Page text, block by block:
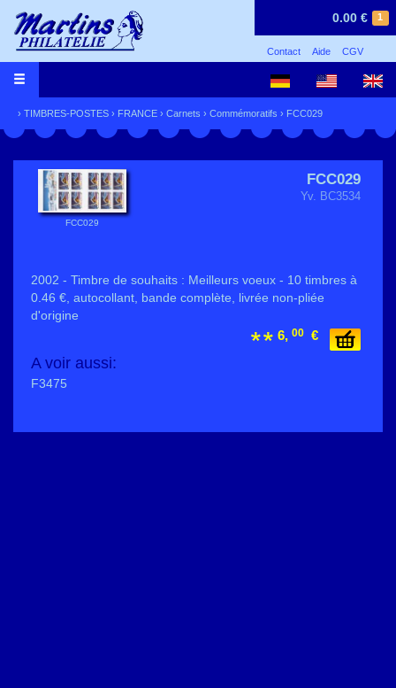
1
0.00 €
Contact Aide CGV
› TIMBRES-POSTES › FRANCE › Carnets › Commémoratifs › FCC029
FCC029
FCC029
Yv. BC3534
2002 - Timbre de souhaits : Meilleurs voeux - 10 timbres à
0.46 €, autocollant, bande complète, livrée non-pliée
d'origine
6, 00 €
A voir aussi:
F3475